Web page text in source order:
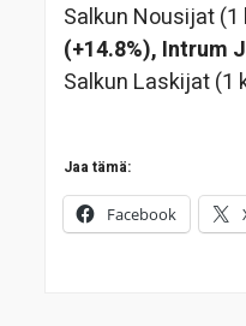
Salkun Nousijat (1
(+14.8%), Intrum
Salkun Laskijat (1
Jaa tämä:
Facebook